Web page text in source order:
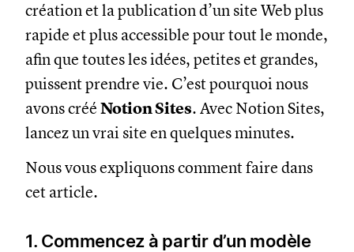
création et la publication d’un site Web plus
rapide et plus accessible pour tout le monde,
afin que toutes les idées, petites et grandes,
puissent prendre vie. C’est pourquoi nous
avons créé Notion Sites. Avec Notion Sites,
lancez un vrai site en quelques minutes.
Nous vous expliquons comment faire dans
cet article.
1. Commencez à partir d’un modèle